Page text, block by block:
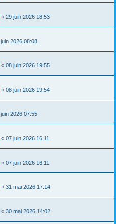
« 29 juin 2026 18:53
juin 2026 08:08
« 08 juin 2026 19:55
« 08 juin 2026 19:54
juin 2026 07:55
« 07 juin 2026 16:11
« 07 juin 2026 16:11
« 31 mai 2026 17:14
« 30 mai 2026 14:02